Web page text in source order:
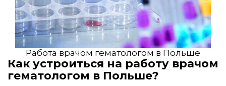
Работа врачом гематологом в Польше
Как устроиться на работу врачом
гематологом в Польше?